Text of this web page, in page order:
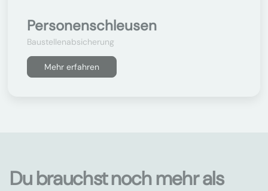
Personenschleusen
Baustellenabsicherung
Mehr erfahren
Du brauchst noch mehr als